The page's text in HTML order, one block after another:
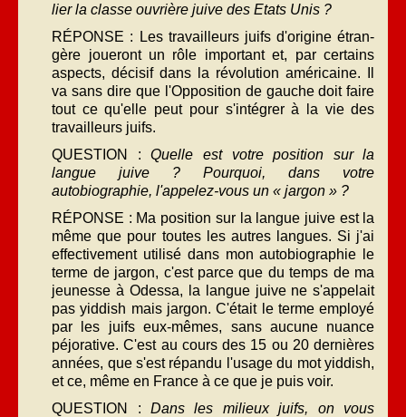
lier la classe ouvrière juive des Etats Unis ?
RÉPONSE : Les travailleurs juifs d'origine étran­
gère joueront un rôle important et, par certains
aspects, décisif dans la révolution américaine. Il
va sans dire que l'Opposition de gauche doit faire
tout ce qu'elle peut pour s'intégrer à la vie des
travailleurs juifs.
QUESTION :Quelle est votre position sur la
langue juive ? Pourquoi, dans votre
autobiographie, l'appelez-vous un « jargon » ?
RÉPONSE : Ma position sur la langue juive est la
même que pour toutes les autres langues. Si j'ai
effecti­vement utilisé dans mon autobiographie le
terme de jargon, c'est parce que du temps de ma
jeunesse à Odessa, la langue juive ne s'appelait
pas yiddish mais jargon. C'était le terme employé
par les juifs eux-mêmes, sans aucune nuance
péjorative. C'est au cours des 15 ou 20 dernières
années, que s'est répandu l'usage du mot yiddish,
et ce, même en France à ce que je puis voir.
QUESTION :Dans les milieux juifs, on vous